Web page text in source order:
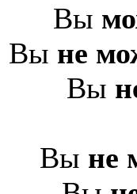
Вы
Вы не
Вы
Вы не